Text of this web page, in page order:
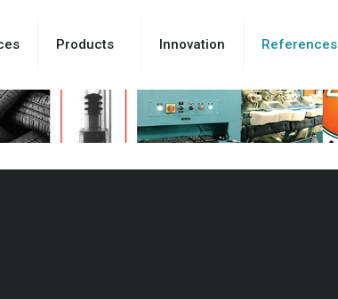
Products Innovation References